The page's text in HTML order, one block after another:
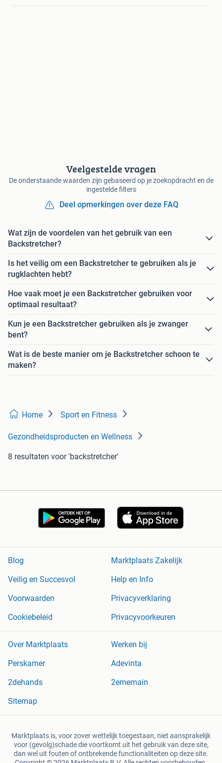
Veelgestelde vragen
De onderstaande waarden zijn gebaseerd op je zoekopdracht en de
ingestelde filters
Deel opmerkingen over deze FAQ
Wat zijn de voordelen van het gebruik van een
Backstretcher?
Is het veilig om een Backstretcher te gebruiken als je
rugklachten hebt?
Hoe vaak moet je een Backstretcher gebruiken voor
optimaal resultaat?
Kun je een Backstretcher gebruiken als je zwanger
bent?
Wat is de beste manier om je Backstretcher schoon te
maken?
Home Sport en Fitness
Gezondheidsproducten en Wellness
8 resultaten voor 'backstretcher'
Blog
Marktplaats Zakelijk
Veilig en Succesvol
Help en Info
Voorwaarden
Privacyverklaring
Cookiebeleid
Privacyvoorkeuren
Over Marktplaats
Werken bij
Perskamer
Adevinta
2dehands
2ememain
Sitemap
Marktplaats is, voor zover wettelijk toegestaan, niet aansprakelijk
voor (gevolg)schade die voortkomt uit het gebruik van deze site,
dan wel uit fouten of ontbrekende functionaliteiten op deze site.